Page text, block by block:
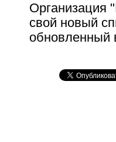
Организация
свой новый
обновленный